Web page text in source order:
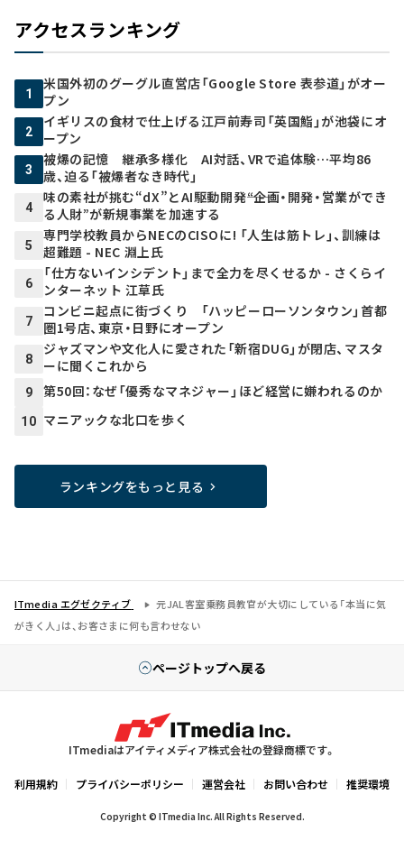
アクセスランキング
1
米国外初のグーグル直営店「Google Store 表参道」がオー
プン
2
イギリスの食材で仕上げる江戸前寿司「英国鮨」が池袋にオ
ープン
3
被爆の記憶 継承多様化 AI対話、VRで追体験…平均86
歳、迫る「被爆者なき時代」
4
味の素社が挑む“dX”とAI駆動開発――“企画・開発・営業ができ
る人財”が新規事業を加速する
5
専門学校教員からNECのCISOに! 「人生は筋トレ」、訓練は
超難題 - NEC 淵上氏
6
「仕方ないインシデント」まで全力を尽くせるか - さくらイ
ンターネット 江草氏
7
コンビニ起点に街づくり 「ハッピーローソンタウン」首都
圏1号店、東京・日野にオープン
8
ジャズマンや文化人に愛された「新宿DUG」が閉店、マスタ
ーに聞くこれから
9 第50回：なぜ「優秀なマネジャー」ほど経営に嫌われるのか
10 マニアックな北口を歩く
ランキングをもっと見る
ITmedia エグゼクティブ
元JAL客室乗務員教官が大切にしている「本当に気
がきく人」は、お客さまに何も言わせない
ページトップへ戻る
ITmediaはアイティメディア株式会社の登録商標です。
利用規約 プライバシーポリシー 運営会社 お問い合わせ 推奨環境
Copyright © ITmedia Inc. All Rights Reserved.